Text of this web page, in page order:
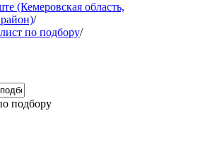
(Кемеровская область,
/
по подбору/
подбору